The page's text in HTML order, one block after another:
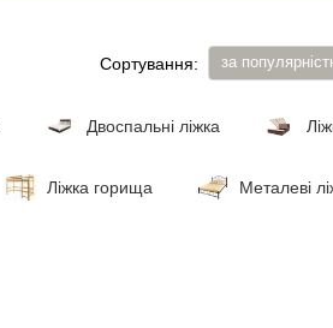
Сортування: за
Двоспальні ліжка
Ліжка горища Металеві